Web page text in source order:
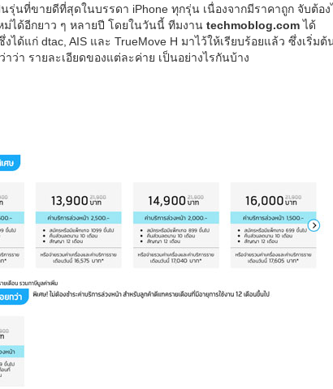
รุ่นที่ขายดีที่สุดในบรรดา iPhone ทุกรุ่น เนื่องจากมีราคาถูก จับต้อง
ม่ได้อีกยาว ๆ หลายปี โดยในวันนี้ ทีมงาน techmoblog.comได้
ได้แก่ dtac, AIS และ TrueMove H มาไว้ให้เรียบร้อยแล้ว ซึ่งเริ่มต้
ว่า รายละเอียดของแต่ละค่าย เป็นอย่างไรกันบ้าง